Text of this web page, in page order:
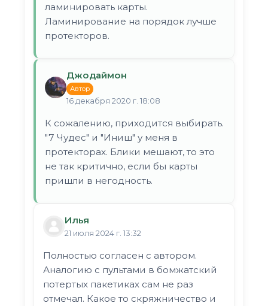
ламинировать карты.
Ламинирование на порядок лучше
протекторов.
Джодаймон
Автор
16 декабря 2020 г. 18:08
К сожалению, приходится выбирать.
"7 Чудес" и "Иниш" у меня в
протекторах. Блики мешают, то это
не так критично, если бы карты
пришли в негодность.
Илья
21 июля 2024 г. 13:32
Полностью согласен с автором.
Аналогию с пультами в бомжатский
потертых пакетиках сам не раз
отмечал. Какое то скряжничество и